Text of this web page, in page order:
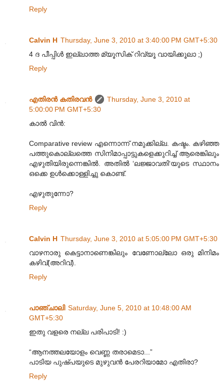
Reply
Calvin H Thursday, June 3, 2010 at 3:40:00 PM GMT+5:30
4 ദ പീപ്പിള്‍ ഇല്ലാത്ത മ്യൂസിക് റിവ്യൂ വായിക്കൂലാ ;)
Reply
എതിരന്‍ കതിരവന്‍
Thursday, June 3, 2010 at
5:00:00 PM GMT+5:30
കാൽ വിൻ:
Comparative review എന്നൊന്ന് നമുക്കില്ല. കഷ്ടം. കഴിഞ്ഞ
പത്തുകൊല്ലത്തെ സിനിമാപ്പാട്ടുകളെക്കുറിച്ച് ആരെങ്കിലും
എഴുതിയിരുന്നെങ്കിൽ. അതിൽ ‘ലജ്ജാവതി‘യുടെ സ്ഥാനം
ഒക്കെ ഉൾക്കൊള്ളിച്ചു കൊണ്ട്.
എഴുതുന്നോ?
Reply
Calvin H Thursday, June 3, 2010 at 5:05:00 PM GMT+5:30
വാഴനാരു കെട്ടാനാണെങ്കിലും വേണോല്ലോ ഒരു മിനിമം
കഴിവ്(അറിവ്).
Reply
പാഞ്ചാലി Saturday, June 5, 2010 at 10:48:00 AM
GMT+5:30
ഇതു വളരെ നല്ല പരിപാടി! :)
“ആനത്തലയോളം വെണ്ണ തരാമെടാ...”
പാടിയ പുഷ്പയുടെ മുഴുവൻ പേരറിയാമോ എതിരാ?
Reply